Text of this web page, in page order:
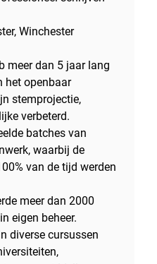
Winchester
meer dan 5 jaar lang
het openbaar
stemprojectie,
verbeterd.
batches van
waarbij de
van de tijd werden
meer dan 2000
eigen beheer.
diverse cursussen